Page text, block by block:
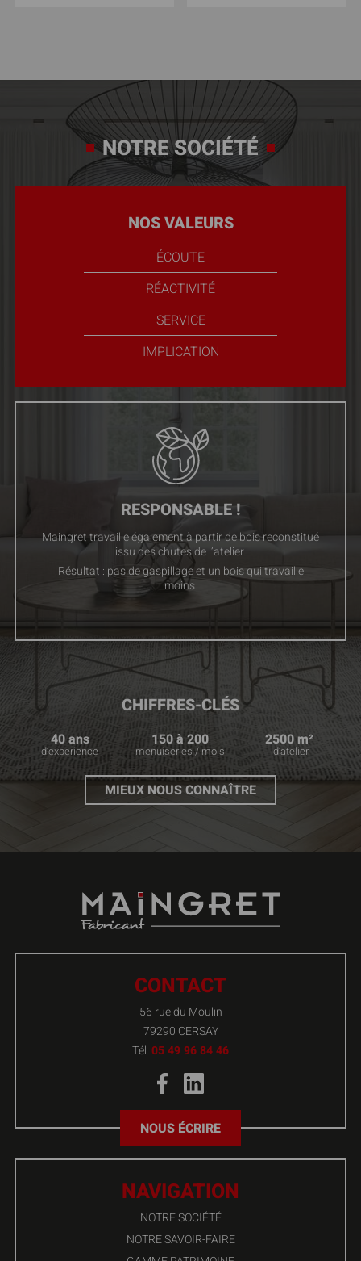
NOTRE SOCIÉTÉ
NOS VALEURS
ÉCOUTE
RÉACTIVITÉ
SERVICE
IMPLICATION
RESPONSABLE !
Maingret travaille également à partir de bois reconstitué
issu des chutes de l’atelier.
Résultat : pas de gaspillage et un bois qui travaille
moins.
CHIFFRES-CLÉS
40 ans
d’expérience
150 à 200
menuiseries / mois
2500 m²
d’atelier
MIEUX NOUS CONNAÎTRE
CONTACT
56 rue du Moulin
79290 CERSAY
Tél.05 49 96 84 46
NOUS ÉCRIRE
NAVIGATION
NOTRE SOCIÉTÉ
NOTRE SAVOIR-FAIRE